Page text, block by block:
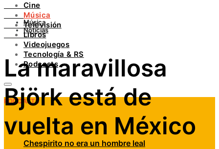
INSTAGRAM
PINTEREST
YOUTUBE
LINKEDIN
Cine
Música
Televisión
Libros
Videojuegos
Tecnología & RS
Podcasts
PODCASTS
Chespirito no era un hombre leal
Música
Noticias
La maravillosa
Björk está de
vuelta en México